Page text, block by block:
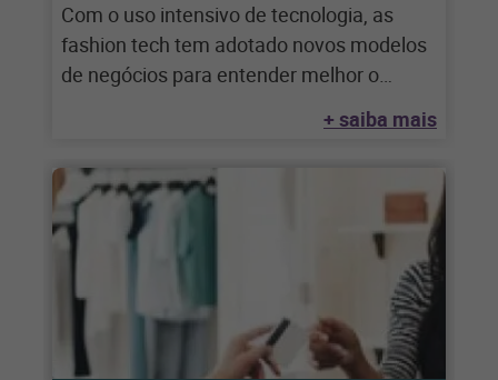
Com o uso intensivo de tecnologia, as
fashion tech tem adotado novos modelos
de negócios para entender melhor o
+ saiba mais